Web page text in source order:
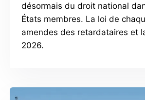
désormais du droit national
États membres. La loi de
amendes des retardataires et
2026.